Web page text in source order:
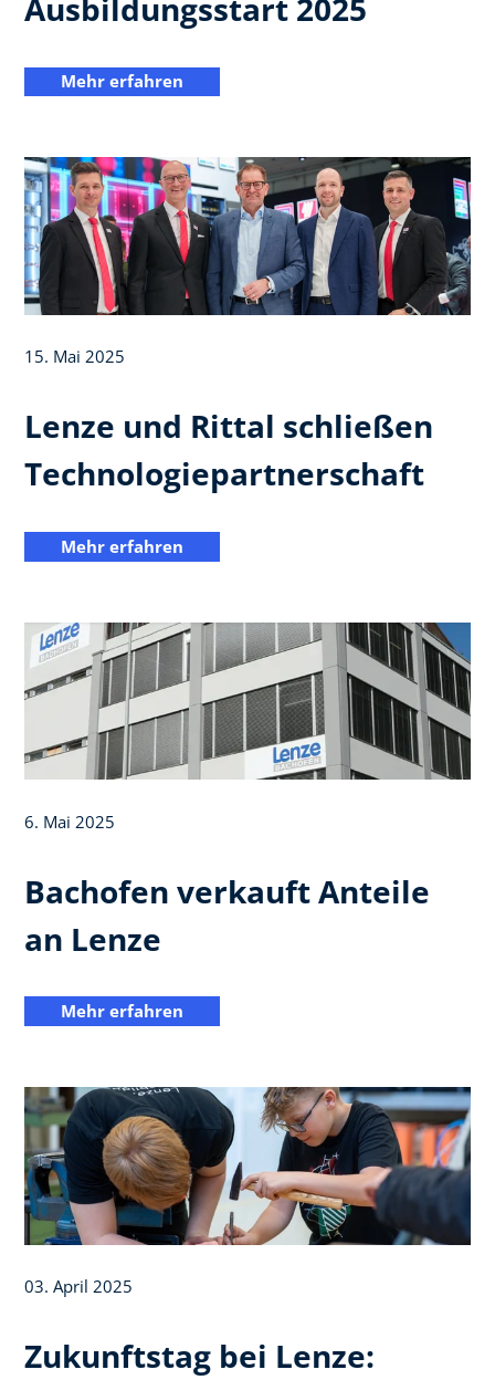
Ausbildungsstart 2025
Mehr erfahren
15. Mai 2025
Lenze und Rittal schließen
Technologiepartnerschaft
Mehr erfahren
6. Mai 2025
Bachofen verkauft Anteile
an Lenze
Mehr erfahren
03. April 2025
Zukunftstag bei Lenze: